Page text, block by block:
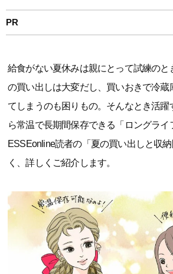
PR
給食がない夏休みは親にとって試練のと
の買い出しは大変だし、買いおきで冷蔵
てしまうのも困りもの。そんなとき活躍
ら常温で長期間保存できる「ロングライ
ESSEonline読者の「夏の買い出しと収
く、詳しくご紹介します。